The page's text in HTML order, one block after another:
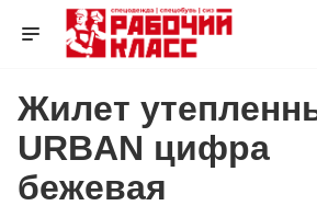
Жилет
URBAN цифра
бежевая